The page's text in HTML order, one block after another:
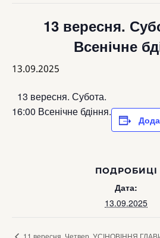
13 вересня.
Всенічне
13.09.2025
13 вересня. Субота.
16:00 Всенічне бдіння.
ПОДРОБИЦІ
Дата:
13.09.2025